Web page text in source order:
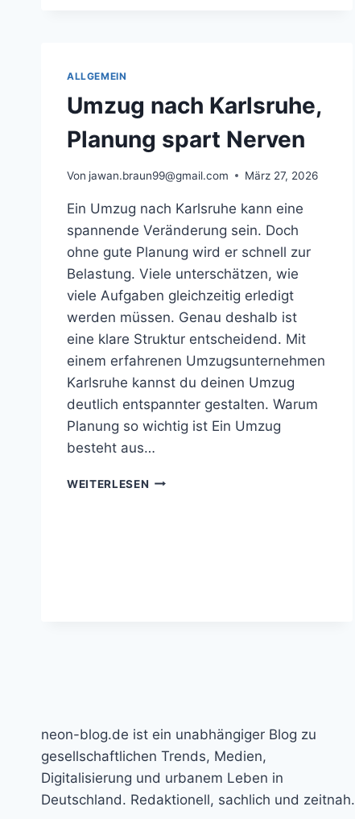
ALLGEMEIN
Umzug nach Karlsruhe,
Planung spart Nerven
Von jawan.braun99@gmail.com März 27, 2026
Ein Umzug nach Karlsruhe kann eine
spannende Veränderung sein. Doch
ohne gute Planung wird er schnell zur
Belastung. Viele unterschätzen, wie
viele Aufgaben gleichzeitig erledigt
werden müssen. Genau deshalb ist
eine klare Struktur entscheidend. Mit
einem erfahrenen Umzugsunternehmen
Karlsruhe kannst du deinen Umzug
deutlich entspannter gestalten. Warum
Planung so wichtig ist Ein Umzug
besteht aus…
WEITERLESEN UMZUG
neon-blog.de ist ein unabhängiger Blog zu
gesellschaftlichen Trends, Medien,
Digitalisierung und urbanem Leben in
Deutschland. Redaktionell, sachlich und zeitnah.